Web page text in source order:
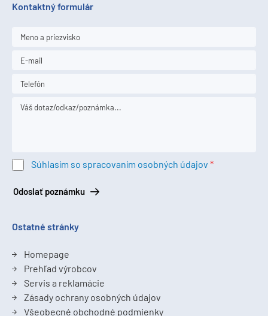
Kontaktný formulár
Súhlasím so spracovaním osobných údajov
Odoslať poznámku
Ostatné stránky
Homepage
Prehľad výrobcov
Servis a reklamácie
Zásady ochrany osobných údajov
Všeobecné obchodné podmienky